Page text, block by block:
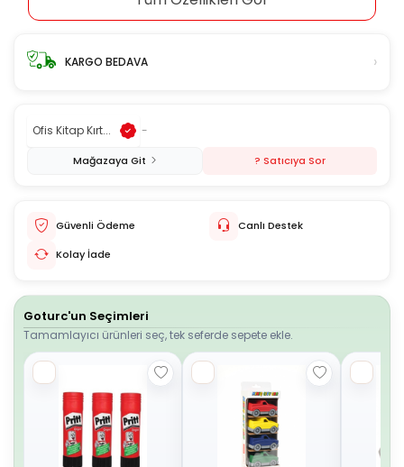
KARGO BEDAVA ›
Ofis Kitap Kırt... -
Mağazaya Git ? Satıcıya Sor
Güvenli Ödeme
Canlı Destek
Kolay İade
Goturc'un Seçimleri
Tamamlayıcı ürünleri seç, tek seferde sepete ekle.